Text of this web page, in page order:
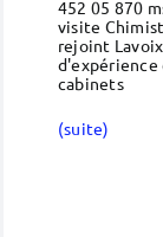
452 05 870
visite
rejoint
d'expérience
cabinets
(suite)